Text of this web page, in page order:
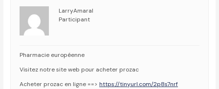
LarryAmaral
Participant
Pharmacie européenne
Visitez notre site web pour acheter prozac
Acheter prozac en ligne ==>https://tinyurl.com/2p8s7nrf